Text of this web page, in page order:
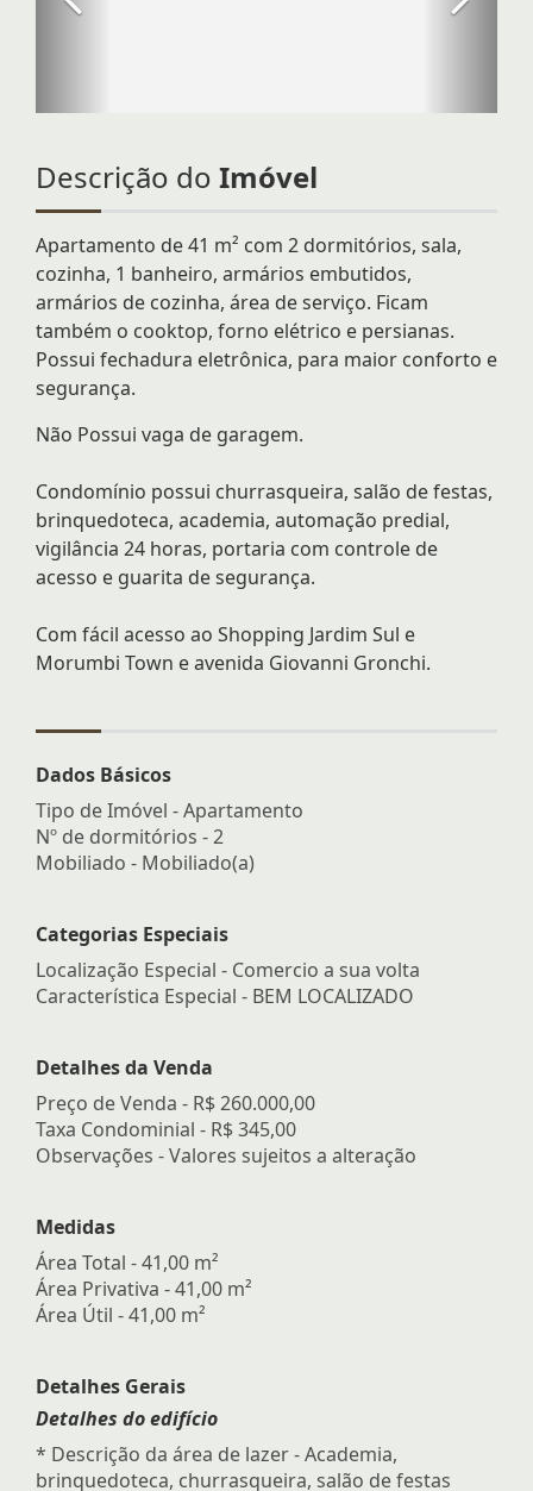
Descrição do Imóvel
Apartamento de 41 m² com 2 dormitórios, sala,
cozinha, 1 banheiro, armários embutidos,
armários de cozinha, área de serviço. Ficam
também o cooktop, forno elétrico e persianas.
Possui fechadura eletrônica, para maior conforto e
segurança.
Não Possui vaga de garagem.
Condomínio possui churrasqueira, salão de festas,
brinquedoteca, academia, automação predial,
vigilância 24 horas, portaria com controle de
acesso e guarita de segurança.
Com fácil acesso ao Shopping Jardim Sul e
Morumbi Town e avenida Giovanni Gronchi.
Dados Básicos
Tipo de Imóvel - Apartamento
Nº de dormitórios - 2
Mobiliado - Mobiliado(a)
Categorias Especiais
Localização Especial - Comercio a sua volta
Característica Especial - BEM LOCALIZADO
Detalhes da Venda
Preço de Venda - R$ 260.000,00
Taxa Condominial - R$ 345,00
Observações - Valores sujeitos a alteração
Medidas
Área Total - 41,00 m²
Área Privativa - 41,00 m²
Área Útil - 41,00 m²
Detalhes Gerais
Detalhes do edifício
* Descrição da área de lazer - Academia,
brinquedoteca, churrasqueira, salão de festas